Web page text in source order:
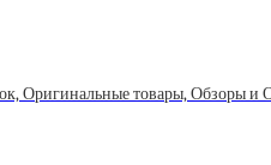
Оригинальные товары, Обзоры и